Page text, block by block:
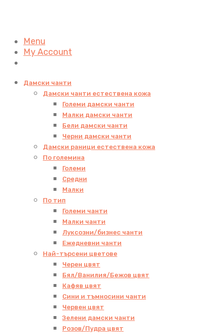
Menu
My Account
Дамски чанти
Дамски чанти естествена кожа
Големи дамски чанти
Малки дамски чанти
Бели дамски чанти
Черни дамски чанти
Дамски раници естествена кожа
По големина
Големи
Средни
Малки
По тип
Големи чанти
Малки чанти
Луксозни/бизнес чанти
Ежедневни чанти
Най-търсени цветове
Черен цвят
Бял/Ванилия/Бежов цвят
Кафяв цвят
Сини и тъмносини чанти
Червен цвят
Зелени дамски чанти
Розов/Пудра цвят